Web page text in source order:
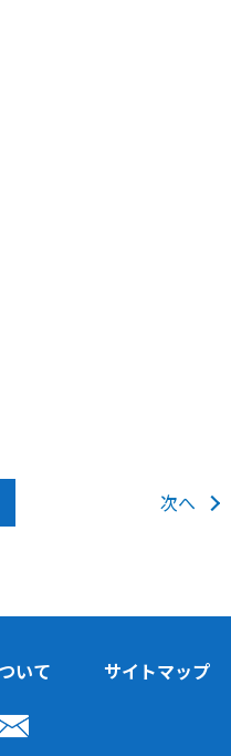
次へ
いて サイトマップ